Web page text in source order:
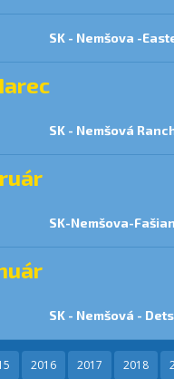
SK - Nemšova -
SK - Nemšová
SK-Nemšova-
SK - Nemšová -
2016 2017 2018